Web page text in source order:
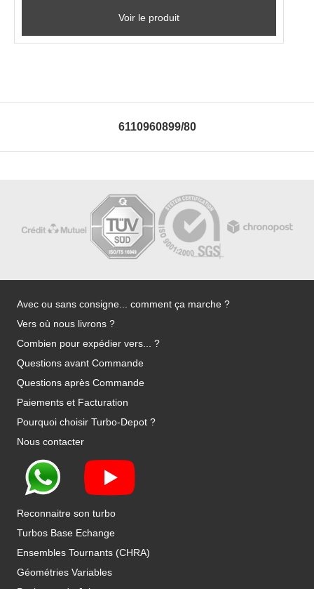
Voir le produit
6110960899/80
Avec ou sans consigne... comment ça marche ?
Vers où nous livrons ?
Combien pour expédier vers... ?
Questions avant Commande
Questions après Commande
Paiements et Facturation
Pourquoi choisir Turbo-Depot ?
Nous contacter
Reconnaitre son turbo
Turbos Base Echange
Ensembles Tournants (CHRA)
Géométries Variables